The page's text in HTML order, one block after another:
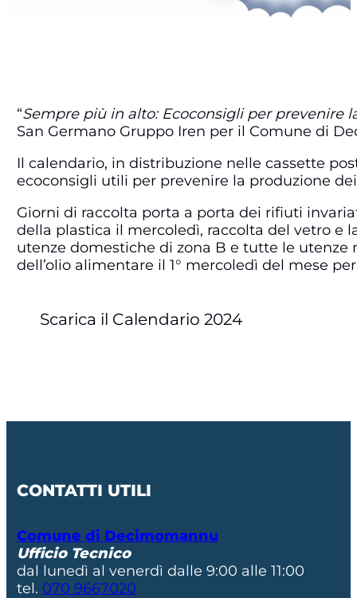
“Sempre più in alto: Ecoconsigli per prevenire
San Germano Gruppo Iren per il Comune di
Il calendario, in distribuzione nelle cassette
ecoconsigli utili per prevenire la produzione
Giorni di raccolta porta a porta dei rifiuti
della plastica il mercoledì, raccolta del vetro e
utenze domestiche di zona B e tutte le
dell’olio alimentare il 1° mercoledì del mese
Scarica il Calendario 2024
CONTATTI UTILI
Comune di Decimomannu
Ufficio Tecnico
dal lunedì al venerdì dalle 9:00 alle 11:00
tel. 070 9667020